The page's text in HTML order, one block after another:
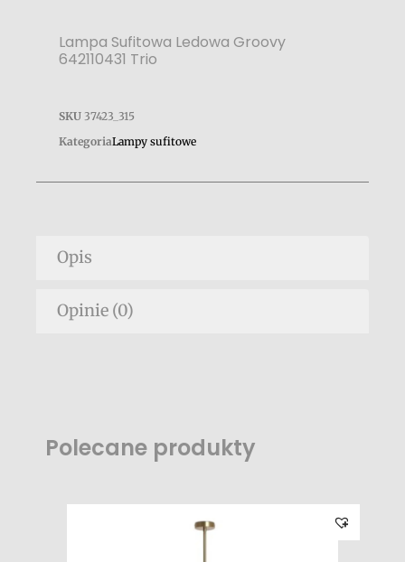
Lampa Sufitowa Ledowa Groovy
642110431 Trio
SKU 37423_315
KategoriaLampy sufitowe
Opis
Opinie (0)
Polecane produkty